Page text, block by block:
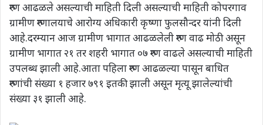
रुग्ण आढळले असल्याची माहिती दिली असल्याची माहिती कोपरगाव
ग्रामीण रुग्णालयाचे आरोग्य अधिकारी कृष्णा फुलसौन्दर यांनी दिली
आहे.दरम्यान आज ग्रामीण भागात आढळलेली रुग्ण वाढ मोठी असून
ग्रामीण भागात २१ तर शहरी भागात ०७ रुग्ण वाढले असल्याची माहिती
उपलब्ध झाली आहे.आता पहिला रुग्ण आढळल्या पासून बाधित
रुग्णांची संख्या १ हजार ७९१ इतकी झाली असून मृत्यू झालेल्यांची
संख्या ३१ झाली आहे.